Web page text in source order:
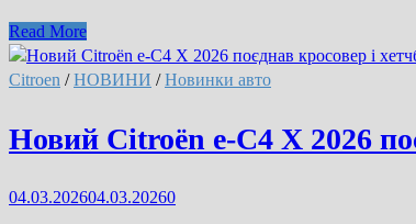
Citroën
представив
новий
комерційний
фургон
бізнесу
Read More
Citroen /НОВИНИ /Новинки авто
Новий Citroën e-C4 X 2026
04.03.202604.03.20260